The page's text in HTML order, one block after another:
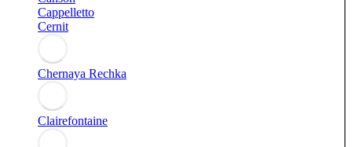
Cappelletto
Cernit
Chernaya Rechka
Clairefontaine